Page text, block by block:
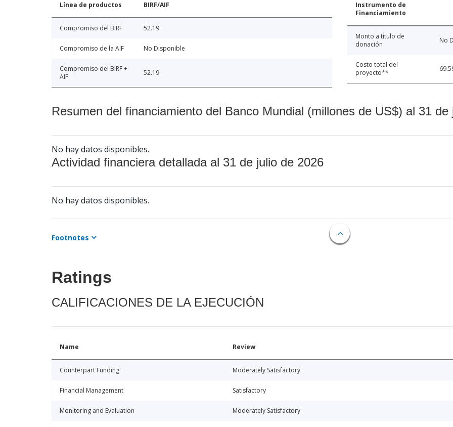
Línea de productos BIRF/AIF
Compromiso del BIRF 52.19
Compromiso de la AIF No Disponible
Compromiso del BIRF +
AIF
52.19
Instrumento de
Financiamiento
Monto a título de
donación
No
Costo total del
proyecto**
Resumen del financiamiento del Banco Mundial (millones de US$) al 31 de
No hay datos disponibles.
Actividad financiera detallada al 31 de julio de 2026
No hay datos disponibles.
Footnotes
Ratings
CALIFICACIONES DE LA EJECUCIÓN
Name Review
Counterpart Funding Moderately Satisfactory
Financial Management Satisfactory
Monitoring and Evaluation Moderately Satisfactory